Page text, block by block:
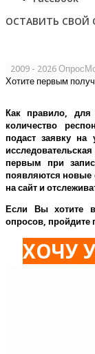
ОСТАВИТЬ
2009 - 2026
Хотите первым
Как правило, для
количество
подаст заявку
первым при
появляются новые
на сайт и
Если Вы хотите
опросов, пройдите
ХОЧУ